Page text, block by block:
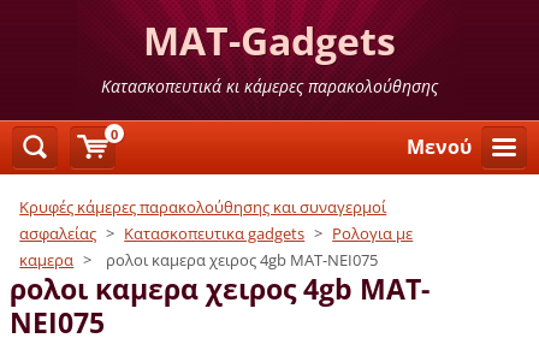
MAT-Gadgets
Κατασκοπευτικά κι κάμερες παρακολούθησης
Μενού
Κρυφές κάμερες παρακολούθησης και συναγερμοί
ασφαλείας > Κατασκοπευτικα gadgets > Ρολογια με
καμερα > ρολοι καμερα χειρος 4gb MAT-NEI075
ρολοι καμερα χειρος 4gb MAT-
NEI075
0